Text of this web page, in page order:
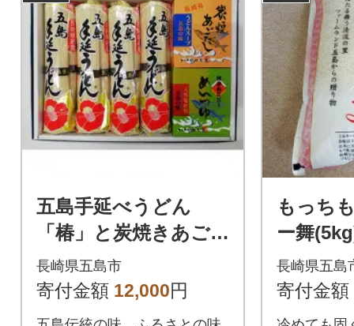
五島手延べうどん
「椿」と炭焼きあご
スープ、めんつゆ詰
合せ
長崎県五島市
寄付金額 12,000円
もっち
ー舞
長崎県五島
寄付金額